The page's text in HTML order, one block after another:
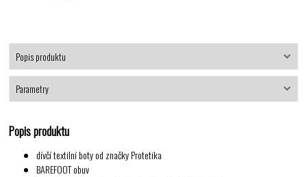
Popis produktu
Parametry
Popis produktu
dívčí textilní boty od značky Protetika
BAREFOOT obuv